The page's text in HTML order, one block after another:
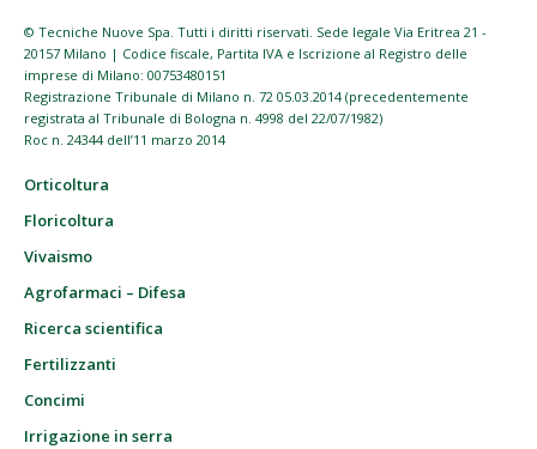
© Tecniche Nuove Spa. Tutti i diritti riservati. Sede legale Via Eritrea 21 -
20157 Milano | Codice fiscale, Partita IVA e Iscrizione al Registro delle
imprese di Milano: 00753480151
Registrazione Tribunale di Milano n. 72 05.03.2014 (precedentemente
registrata al Tribunale di Bologna n. 4998 del 22/07/1982)
Roc n. 24344 dell’11 marzo 2014
Orticoltura
Floricoltura
Vivaismo
Agrofarmaci – Difesa
Ricerca scientifica
Fertilizzanti
Concimi
Irrigazione in serra